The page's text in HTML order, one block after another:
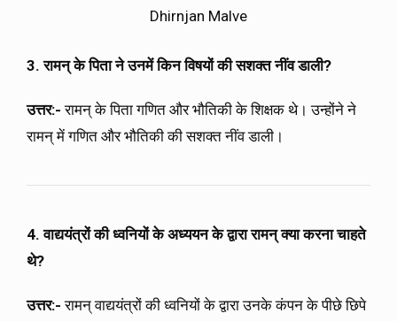
Dhirnjan Malve
3. रामन् के पिता ने उनमें किन विषयों की सशक्त नींव डाली?
उत्तर:-रामन् के पिता गणित और भौतिकी के शिक्षक थे। उन्होंने ने
रामन् में गणित और भौतिकी की सशक्त नींव डाली।
4. वाद्ययंत्रों की ध्वनियों के अध्ययन के द्वारा रामन् क्या करना चाहते
थे?
उत्तर:-रामन् वाद्ययंत्रों की ध्वनियों के द्वारा उनके कंपन के पीछे छिपे